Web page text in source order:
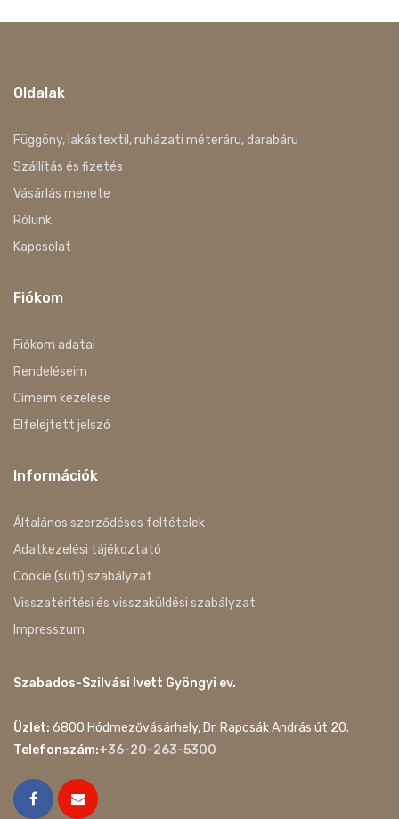
Oldalak
Függöny, lakástextil, ruházati méteráru, darabáru
Szállítás és fizetés
Vásárlás menete
Rólunk
Kapcsolat
Fiókom
Fiókom adatai
Rendeléseim
Címeim kezelése
Elfelejtett jelszó
Információk
Általános szerződéses feltételek
Adatkezelési tájékoztató
Cookie (süti) szabályzat
Visszatérítési és visszaküldési szabályzat
Impresszum
Szabados-Szilvási Ivett Gyöngyi ev.
Üzlet: 6800 Hódmezővásárhely, Dr. Rapcsák András út 20.
Telefonszám:+36-20-263-5300